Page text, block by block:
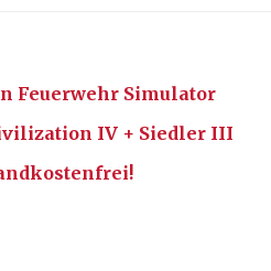
Feuerwehr Simulator
IV + Siedler III